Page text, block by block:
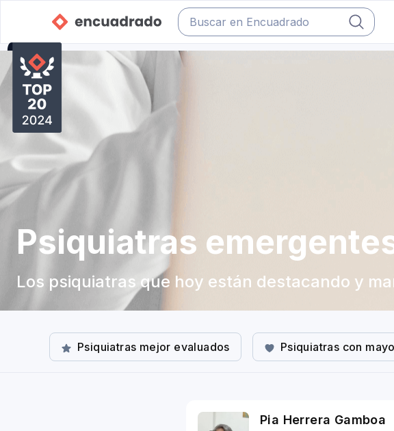
Psiquiatras
Los psiquiatras que hoy están destacando y
Psiquiatras mejor evaluados Psiquiatras con
Pia Herrera Gamboa